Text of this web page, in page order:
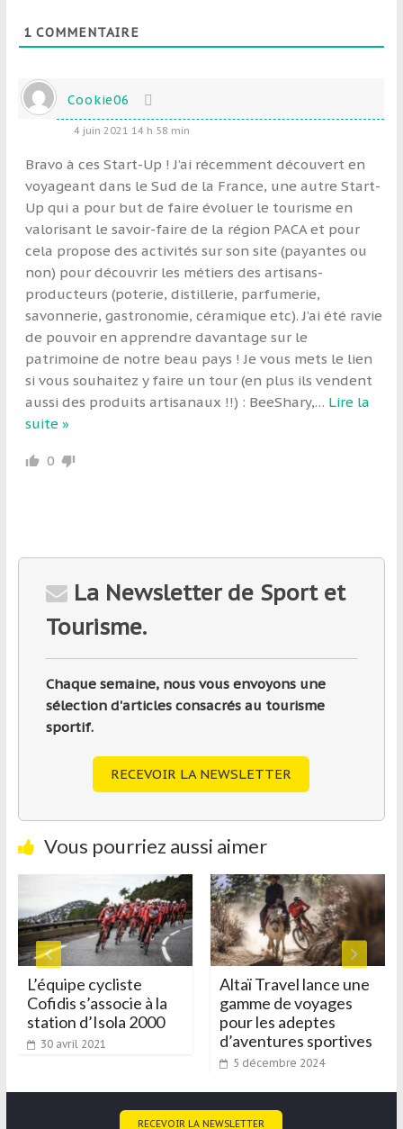
1COMMENTAIRE
Cookie06
4 juin 2021 14 h 58 min
Bravo à ces Start-Up ! J’ai récemment découvert en
voyageant dans le Sud de la France, une autre Start-
Up qui a pour but de faire évoluer le tourisme en
valorisant le savoir-faire de la région PACA et pour
cela propose des activités sur son site (payantes ou
non) pour découvrir les métiers des artisans-
producteurs (poterie, distillerie, parfumerie,
savonnerie, gastronomie, céramique etc). J’ai été ravie
de pouvoir en apprendre davantage sur le
patrimoine de notre beau pays ! Je vous mets le lien
si vous souhaitez y faire un tour (en plus ils vendent
aussi des produits artisanaux !!) : BeeShary,… Lire la
suite »
0
La Newsletter de Sport et
Tourisme.
Chaque semaine, nous vous envoyons une
sélection d'articles consacrés au tourisme
sportif.
RECEVOIR LA NEWSLETTER
Vous pourriez aussi aimer
L’équipe cycliste
Cofidis s’associe à la
station d’Isola 2000
30 avril 2021
Altaï Travel lance une
gamme de voyages
pour les adeptes
d’aventures sportives
5 décembre 2024
RECEVOIR LA NEWSLETTER